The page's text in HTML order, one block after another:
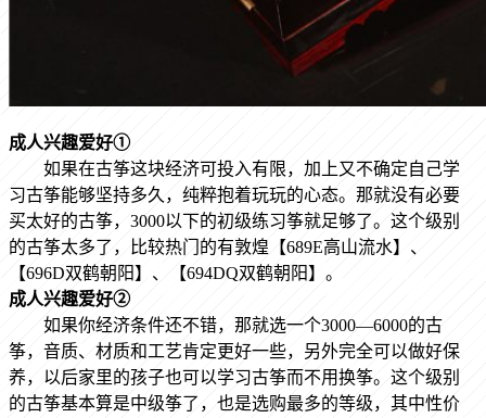
成人兴趣爱好①
如果在古筝这块经济可投入有限，加上又不确定自己学
习古筝能够坚持多久，纯粹抱着玩玩的心态。那就没有必要
买太好的古筝，3000以下的初级练习筝就足够了。这个级别
的古筝太多了，比较热门的有敦煌 【689E高山流水】 、
【696D双鹤朝阳】 、【694DQ双鹤朝阳】 。
成人兴趣爱好②
如果你经济条件还不错，那就选一个3000—6000的古
筝，音质、材质和工艺肯定更好一些，另外完全可以做好保
养，以后家里的孩子也可以学习古筝而不用换筝。这个级别
的古筝基本算是中级筝了，也是选购最多的等级，其中性价